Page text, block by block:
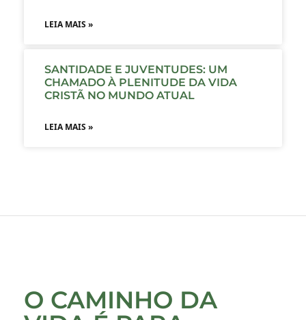
LEIA MAIS »
SANTIDADE E JUVENTUDES: UM
CHAMADO À PLENITUDE DA VIDA
CRISTÃ NO MUNDO ATUAL
LEIA MAIS »
O CAMINHO DA